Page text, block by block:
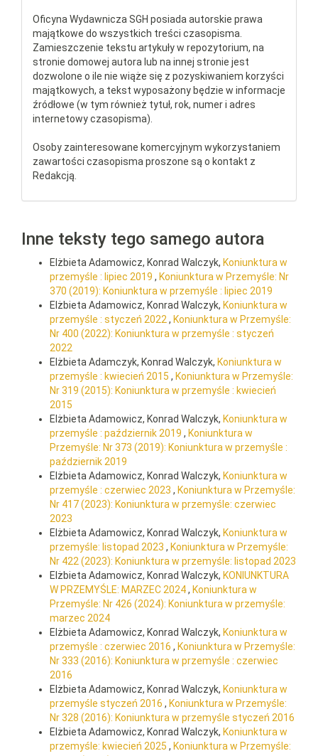
Oficyna Wydawnicza SGH posiada autorskie prawa
majątkowe do wszystkich treści czasopisma.
Zamieszczenie tekstu artykuły w repozytorium, na
stronie domowej autora lub na innej stronie jest
dozwolone o ile nie wiąże się z pozyskiwaniem korzyści
majątkowych, a tekst wyposażony będzie w informacje
źródłowe (w tym również tytuł, rok, numer i adres
internetowy czasopisma).
Osoby zainteresowane komercyjnym wykorzystaniem
zawartości czasopisma proszone są o kontakt z
Redakcją.
Inne teksty tego samego autora
Elżbieta Adamowicz, Konrad Walczyk, Koniunktura w
przemyśle : lipiec 2019 , Koniunktura w Przemyśle: Nr
370 (2019): Koniunktura w przemyśle : lipiec 2019
Elżbieta Adamowicz, Konrad Walczyk, Koniunktura w
przemyśle : styczeń 2022 , Koniunktura w Przemyśle:
Nr 400 (2022): Koniunktura w przemyśle : styczeń
2022
Elżbieta Adamczyk, Konrad Walczyk, Koniunktura w
przemyśle : kwiecień 2015 , Koniunktura w Przemyśle:
Nr 319 (2015): Koniunktura w przemyśle : kwiecień
2015
Elżbieta Adamowicz, Konrad Walczyk, Koniunktura w
przemyśle : październik 2019 , Koniunktura w
Przemyśle: Nr 373 (2019): Koniunktura w przemyśle :
październik 2019
Elżbieta Adamowicz, Konrad Walczyk, Koniunktura w
przemyśle : czerwiec 2023 , Koniunktura w Przemyśle:
Nr 417 (2023): Koniunktura w przemyśle: czerwiec
2023
Elżbieta Adamowicz, Konrad Walczyk, Koniunktura w
przemyśle: listopad 2023 , Koniunktura w Przemyśle:
Nr 422 (2023): Koniunktura w przemyśle: listopad 2023
Elżbieta Adamowicz, Konrad Walczyk, KONIUNKTURA
W PRZEMYŚLE: MARZEC 2024, Koniunktura w
Przemyśle: Nr 426 (2024): Koniunktura w przemyśle:
marzec 2024
Elżbieta Adamowicz, Konrad Walczyk, Koniunktura w
przemyśle : czerwiec 2016 , Koniunktura w Przemyśle:
Nr 333 (2016): Koniunktura w przemyśle : czerwiec
2016
Elżbieta Adamowicz, Konrad Walczyk, Koniunktura w
przemyśle styczeń 2016 , Koniunktura w Przemyśle:
Nr 328 (2016): Koniunktura w przemyśle styczeń 2016
Elżbieta Adamowicz, Konrad Walczyk, Koniunktura w
przemyśle: kwiecień 2025 , Koniunktura w Przemyśle: